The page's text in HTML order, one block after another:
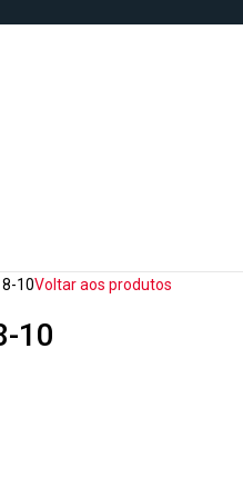
10Voltar aos produtos
10